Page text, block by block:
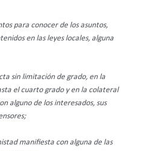
para conocer de los asuntos,
en las leyes locales, alguna
sin limitación de grado, en la
el cuarto grado y en la colateral
alguno de los interesados, sus
manifiesta con alguna de las